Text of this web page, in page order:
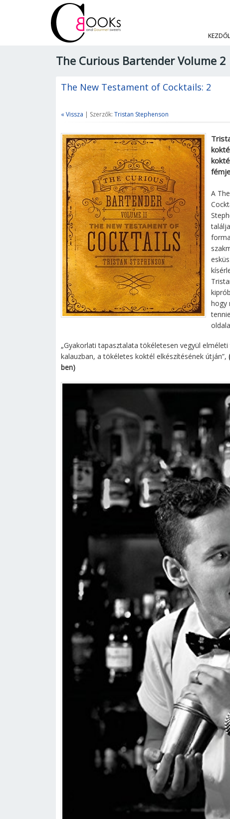
The Curious Bartender Volume 2
The New Testament of Cocktails: 2
« Vissza | Szerzők: Tristan Stephenson
A
hogy
„Gyakorlati tapasztalata tökéletesen vegyül
kalauzban, a tökéletes koktél elkészítésének útján”,
ben)